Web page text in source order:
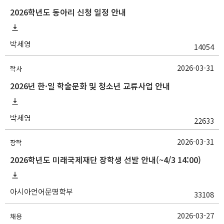
2026학년도 동아리 신청 일정 안내
박세영 14054
학사
2026년 한·일 학술문화 및 청소년 교류사업 안내
박세영 22633
2026-03-31
장학
2026학년도 미래국제재단 장학생 선발 안내(~4/3 14:00)
아시아언어문명학부 33108
2026-03-31
채용 2026-03-27